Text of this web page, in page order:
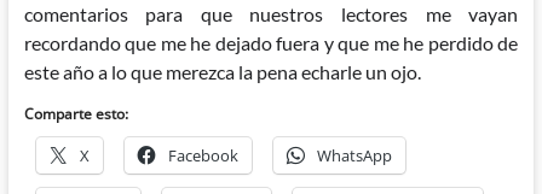
comentarios para que nuestros lectores me vayan
recordando que me he dejado fuera y que me he perdido de
este año a lo que merezca la pena echarle un ojo.
Comparte esto:
X Facebook WhatsApp